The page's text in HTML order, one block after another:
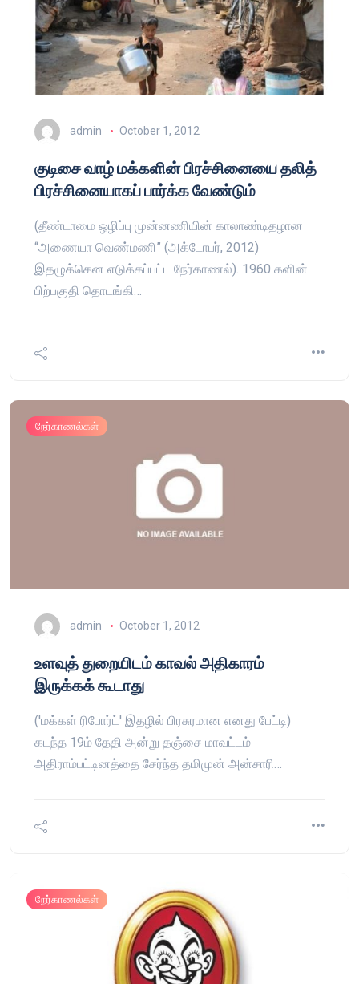
admin October 1, 2012
குடிசை வாழ் மக்களின் பிரச்சினையை தலித்
பிரச்சினையாகப் பார்க்க வேண்டும்
(தீண்டாமை ஒழிப்பு முன்னணியின் காலாண்டிதழான
“அணையா வெண்மணி” (அக்டோபர், 2012)
இதழுக்கென எடுக்கப்பட்ட நேர்காணல்). 1960 களின்
பிற்பகுதி தொடங்கி…
நேர்காணல்கள்
admin October 1, 2012
உளவுத் துறையிடம் காவல் அதிகாரம்
இருக்கக் கூடாது
('மக்கள் ரிபோர்ட்' இதழில் பிரசுரமான எனது பேட்டி)
கடந்த 19ம் தேதி அன்று தஞ்சை மாவட்டம்
அதிராம்பட்டினத்தை சேர்ந்த தமிமுன் அன்சாரி…
நேர்காணல்கள்